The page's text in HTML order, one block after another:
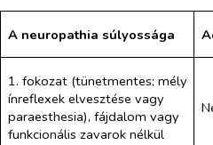
A neuropathia súlyossága
1. fokozat (tünetmentes; mély
ínreflexek elvesztése vagy
paraesthesia), fájdalom vagy
funkcionális zavarok nélkül